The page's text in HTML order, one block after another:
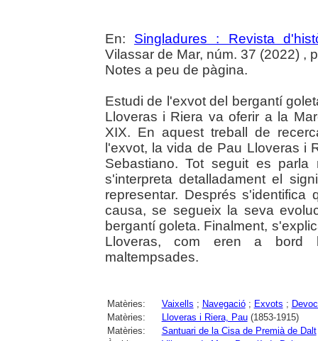
En: Singladures : Revista
Vilassar de Mar, núm. 37 (2022) ,
Notes a peu de pàgina.
Estudi de l'exvot del bergantí
Lloveras i Riera va oferir a la
XIX. En aquest treball de
l'exvot, la vida de Pau Lloveras i
Sebastiano. Tot seguit es
s'interpreta detalladament el
representar. Després
causa, se segueix la seva
bergantí goleta. Finalment,
Lloveras, com eren a bord
maltempsades.
Matèries: Vaixells ; Navegació; Exvots ;
Matèries:
Lloveras i Riera, Pau(1853-1915)
Matèries:
Santuari de la Cisa de Premià de Dalt